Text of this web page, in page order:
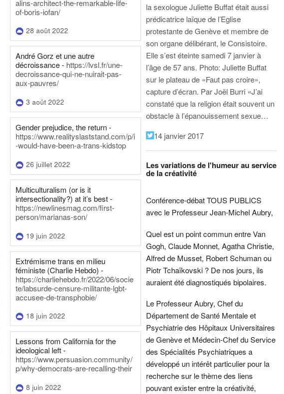
alins-architect-the-remarkable-life-
of-boris-iofan/
28 août 2022
André Gorz et une autre
décroissance - https://lvsl.fr/une-
decroissance-qui-ne-nuirait-pas-
aux-pauvres/
3 août 2022
Gender prejudice, the return -
https://www.realityslaststand.com/p/i
-would-have-been-a-trans-kidstop
26 juillet 2022
Multiculturalism (or is it
intersectionality?) at it’s best -
https://newlinesmag.com/first-
person/marianas-son/
19 juin 2022
Extrémisme trans en milieu
féministe (Charlie Hebdo) -
https://charliehebdo.fr/2022/06/socie
te/labsurde-censure-militante-lgbt-
accusee-de-transphobie/
18 juin 2022
Lessons from California for the
ideological left -
https://www.persuasion.community/
p/why-democrats-are-recalling-their
8 juin 2022
la sexologue Juliette Buffat était aussi
prédicatrice laïque de l’Eglise
protestante de Genève et membre de
son organe délibérant, le Consistoire.
Elle s’est éteinte samedi 7 janvier à
l’âge de 57 ans. Photo: Juliette Buffat
sur le plateau de «Faut pas croire»,
capture d’écran. Par Joël Burri «J’ai
constaté que la religion était souvent un
obstacle à l’épanouissement sexue…
14 janvier 2017
Les variations de l'humeur au service
de la créativité
Conférence-débat TOUS PUBLICS
avec le Professeur Jean-Michel Aubry,
Quel est un point commun entre Van
Gogh, Claude Monnet, Agatha Christie,
Alfred de Musset, Robert Schuman ou
Piotr Tchaïkovski ? De nos jours, ils
auraient été diagnostiqués bipolaires.
Le Professeur Aubry, Chef du
Département de Santé Mentale et
Psychiatrie des Hôpitaux Universitaires
de Genève et Médecin-Chef du Service
des Spécialités Psychiatriques a
développé un intérêt particulier pour la
recherche sur le thème des liens
pouvant exister entre la créativité,